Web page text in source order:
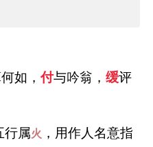
如， 付与吟翁， 缓评
行属火 ，用作人名意指